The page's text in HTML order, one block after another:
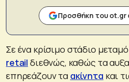
Προσθήκη του ot.gr
Σε ένα κρίσιμο στάδιο
retail διεθνώς, καθώς τα
επηρεάζουν τα ακίνητα και